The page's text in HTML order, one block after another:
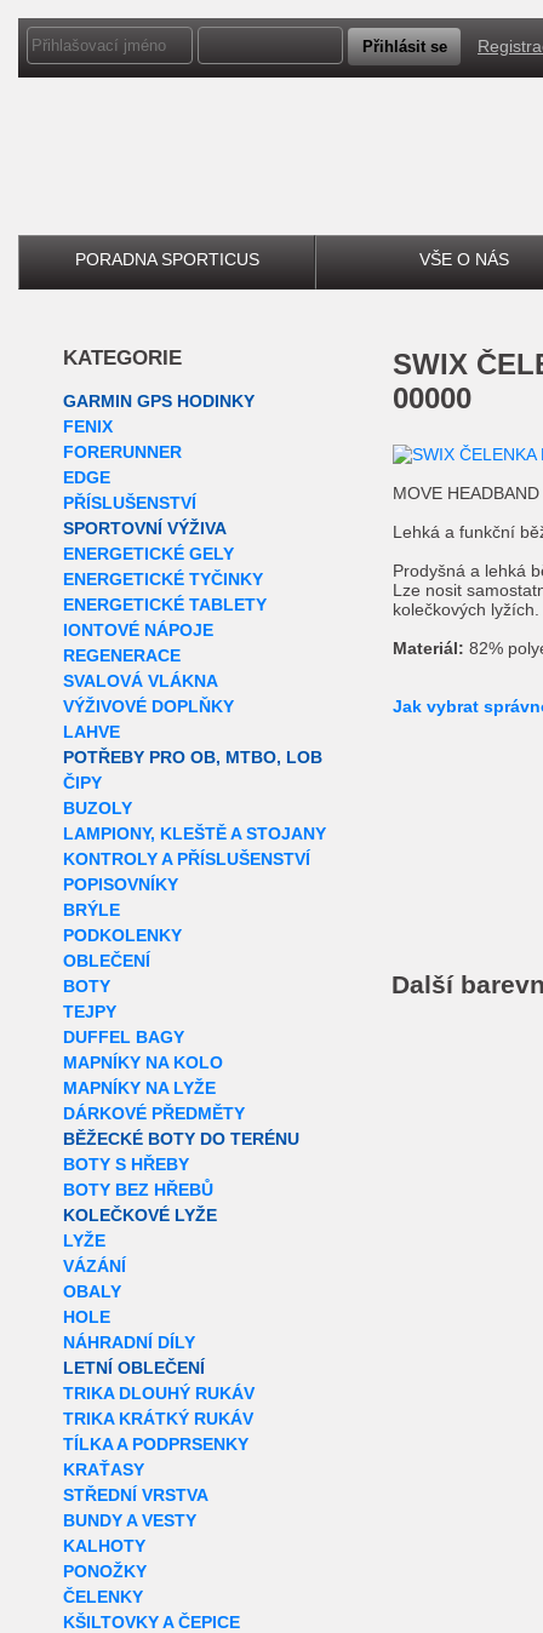
PORADNA SPORTICUS VŠE O NÁS
KATEGORIE
GARMIN GPS HODINKY
FENIX
FORERUNNER
EDGE
PŘÍSLUŠENSTVÍ
SPORTOVNÍ VÝŽIVA
ENERGETICKÉ GELY
ENERGETICKÉ TYČINKY
ENERGETICKÉ TABLETY
IONTOVÉ NÁPOJE
REGENERACE
SVALOVÁ VLÁKNA
VÝŽIVOVÉ DOPLŇKY
LAHVE
POTŘEBY PRO OB, MTBO, LOB
ČIPY
BUZOLY
LAMPIONY, KLEŠTĚ A STOJANY
KONTROLY A PŘÍSLUŠENSTVÍ
POPISOVNÍKY
BRÝLE
PODKOLENKY
OBLEČENÍ
BOTY
TEJPY
DUFFEL BAGY
MAPNÍKY NA KOLO
MAPNÍKY NA LYŽE
DÁRKOVÉ PŘEDMĚTY
BĚŽECKÉ BOTY DO TERÉNU
BOTY S HŘEBY
BOTY BEZ HŘEBŮ
KOLEČKOVÉ LYŽE
LYŽE
VÁZÁNÍ
OBALY
HOLE
NÁHRADNÍ DÍLY
LETNÍ OBLEČENÍ
TRIKA DLOUHÝ RUKÁV
TRIKA KRÁTKÝ RUKÁV
TÍLKA A PODPRSENKY
KRAŤASY
STŘEDNÍ VRSTVA
BUNDY A VESTY
KALHOTY
PONOŽKY
ČELENKY
KŠILTOVKY A ČEPICE
SWIX
00000
MOVE
Lehká a funkční
Prodyšná a lehká
Lze nosit
kolečkových lyžích.
Materiál: 82%
Jak vybrat
Další